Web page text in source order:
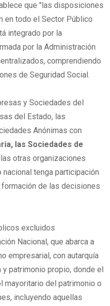
que "las disposiciones
en todo el Sector Público
integrado por la
por la Administración
comprendiendo
de Seguridad Social.
y Sociedades del
del Estado, las
Anónimas con
las Sociedades de
otras organizaciones
tenga participación
de las decisiones
excluidos
Nacional, que abarca a
empresarial, con autarquía
patrimonio propio, donde el
mayoritario del patrimonio o
incluyendo aquellas